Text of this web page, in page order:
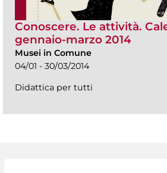
Conoscere. Le attività.
gennaio-marzo 2014
Musei in Comune
04/01 - 30/03/2014
Didattica per tutti